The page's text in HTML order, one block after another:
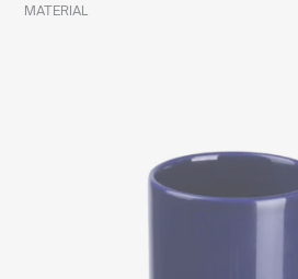
MATERIAL